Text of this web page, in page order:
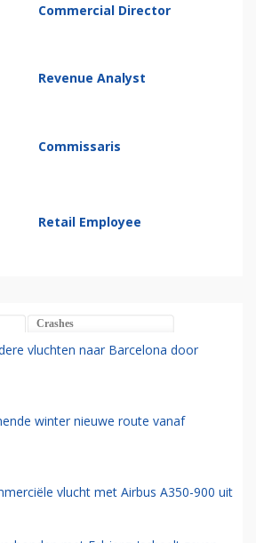
Commercial Director
Revenue Analyst
Commissaris
Retail Employee
Crashes
vluchten naar Barcelona door
winter nieuwe route vanaf
vlucht met Airbus A350-900 uit